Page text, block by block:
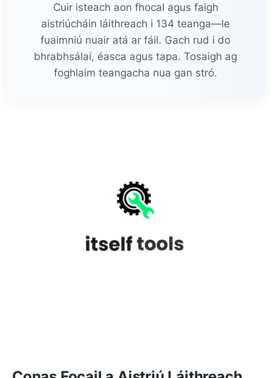
Cuir isteach aon fhocal agus faigh
aistriúcháin láithreach i 134 teanga—le
fuaimniú nuair atá ar fáil. Gach rud i do
bhrabhsálaí, éasca agus tapa. Tosaigh ag
foghlaim teangacha nua gan stró.